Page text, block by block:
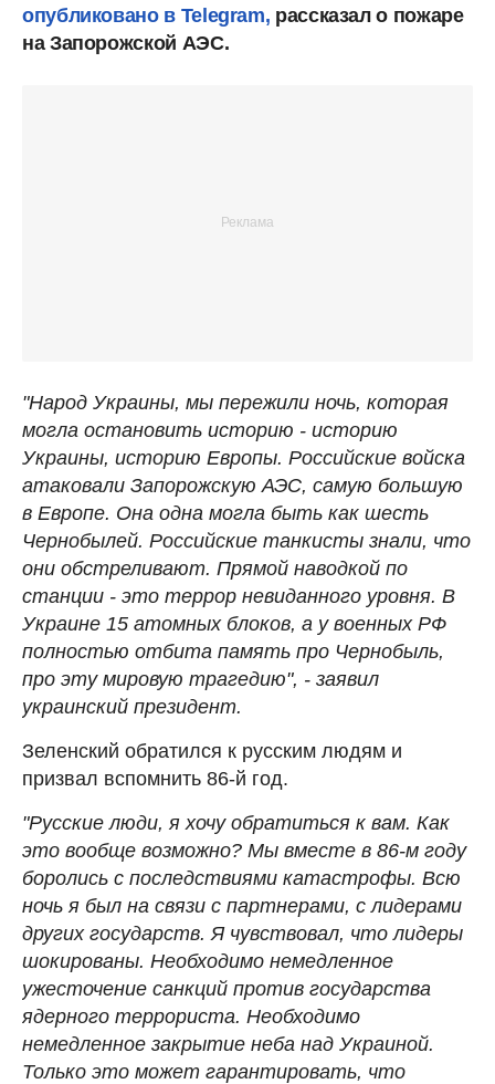
опубликовано в Telegram, рассказал о пожаре
на Запорожской АЭС.
"Народ Украины, мы пережили ночь, которая
могла остановить историю - историю
Украины, историю Европы. Российские войска
атаковали Запорожскую АЭС, самую большую
в Европе. Она одна могла быть как шесть
Чернобылей. Российские танкисты знали, что
они обстреливают. Прямой наводкой по
станции - это террор невиданного уровня. В
Украине 15 атомных блоков, а у военных РФ
полностью отбита память про Чернобыль,
про эту мировую трагедию", - заявил
украинский президент.
Зеленский обратился к русским людям и
призвал вспомнить 86-й год.
"Русские люди, я хочу обратиться к вам. Как
это вообще возможно? Мы вместе в 86-м году
боролись с последствиями катастрофы. Всю
ночь я был на связи с партнерами, с лидерами
других государств. Я чувствовал, что лидеры
шокированы. Необходимо немедленное
ужесточение санкций против государства
ядерного террориста. Необходимо
немедленное закрытие неба над Украиной.
Только это может гарантировать, что